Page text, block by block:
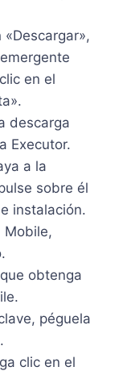
en el
descarga
Executor.
a la
sobre él
instalación.
Mobile,
obtenga
péguela
clic en el